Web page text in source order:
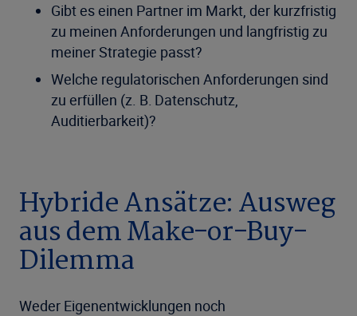
Gibt es einen Partner im Markt, der kurzfristig
zu meinen Anforderungen und langfristig zu
meiner Strategie passt?
Welche regulatorischen Anforderungen sind
zu erfüllen (z. B. Datenschutz,
Auditierbarkeit)?
Hybride Ansätze: Ausweg
aus dem Make-or-Buy-
Dilemma
Weder Eigenentwicklungen noch